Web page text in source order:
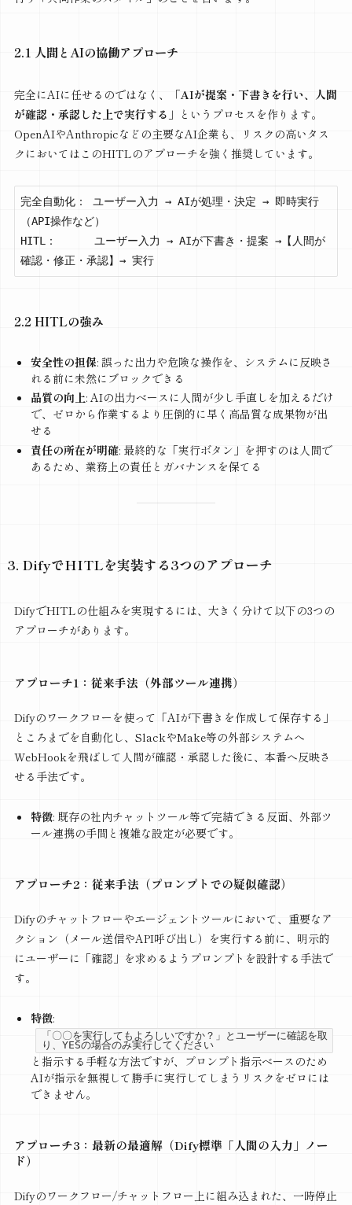
2.1 人間とAIの協働アプローチ
完全にAIに任せるのではなく、
「AIが提案・下書きを行い、人間
が確認・承認した上で実行する」 というプロセスを作ります。
OpenAIやAnthropicなどの主要なAI企業も、リスクの高いタス
クにおいてはこのHITLのアプローチを強く推奨しています。
完全自動化： ユーザー入力 → AIが処理・決定 → 即時実行
（API操作など）
HITL：      ユーザー入力 → AIが下書き・提案 →【人間が
確認・修正・承認】→ 実行
2.2 HITLの強み
安全性の担保: 誤った出力や危険な操作を、システムに反映さ
れる前に未然にブロックできる
品質の向上: AIの出力ベースに人間が少し手直しを加えるだけ
で、ゼロから作業するより圧倒的に早く高品質な成果物が出
せる
責任の所在が明確: 最終的な「実行ボタン」を押すのは人間で
あるため、業務上の責任とガバナンスを保てる
3. DifyでHITLを実装する3つのアプローチ
DifyでHITLの仕組みを実現するには、大きく分けて以下の3つの
アプローチがあります。
アプローチ1：従来手法（外部ツール連携）
Difyのワークフローを使って「AIが下書きを作成して保存する」
ところまでを自動化し、SlackやMake等の外部システムへ
WebHookを飛ばして人間が確認・承認した後に、本番へ反映さ
せる手法です。
特徴: 既存の社内チャットツール等で完結できる反面、外部ツ
ール連携の手間と複雑な設定が必要です。
アプローチ2：従来手法（プロンプトでの疑似確認）
Difyのチャットフローやエージェントツールにおいて、重要なア
クション（メール送信やAPI呼び出し）を実行する前に、明示的
にユーザーに「確認」を求めるようプロンプトを設計する手法で
す。
特徴:
「〇〇を実行してもよろしいですか？」とユーザーに確認を取
り、YESの場合のみ実行してください
と指示する手軽な方法ですが、プロンプト指示ベースのため
AIが指示を無視して勝手に実行してしまうリスクをゼロには
できません。
アプローチ3：最新の最適解（Dify標準「人間の入力」ノー
ド）
Difyのワークフロー/チャットフロー上に組み込まれた、一時停止